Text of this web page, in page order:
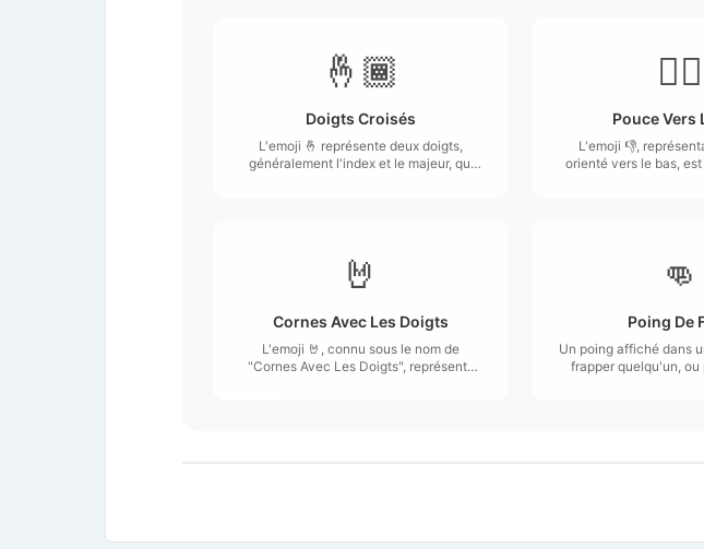
🤞🏾
Doigts Croisés
L'emoji 🤞 représente deux doigts,
généralement l'index et le majeur, qui
👎🏾
Pouce Vers
L'emoji 👎,
orienté vers le bas,
🤘
Cornes Avec Les Doigts
L'emoji 🤘, connu sous le nom de
"Cornes Avec Les Doigts", représente
👊
Poing De
Un poing affiché dans
frapper quelqu'un, ou